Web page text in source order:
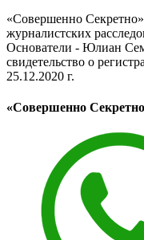
«Совершенно
журналистских
Основатели - Юлиан
свидетельство о
25.12.2020 г.
«Совершенно